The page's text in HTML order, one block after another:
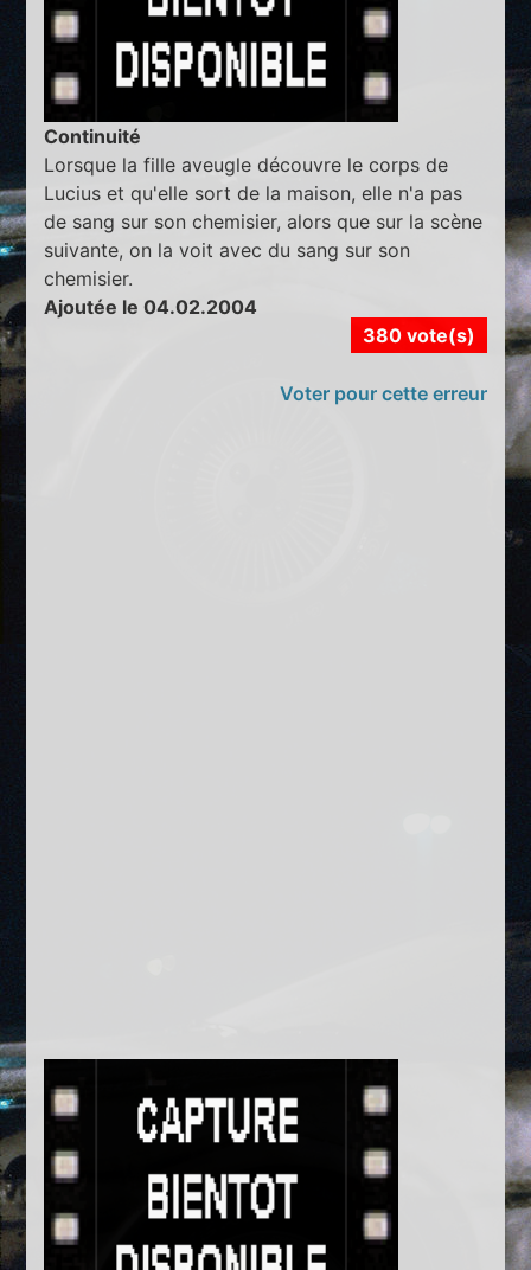
Continuité
Lorsque la fille aveugle découvre le corps de
Lucius et qu'elle sort de la maison, elle n'a pas
de sang sur son chemisier, alors que sur la scène
suivante, on la voit avec du sang sur son
chemisier.
Ajoutée le 04.02.2004
380 vote(s)
Voter pour cette erreur